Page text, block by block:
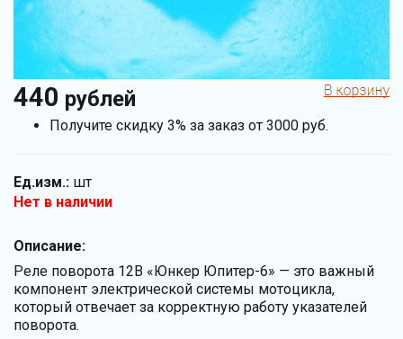
440 рублей
Получите скидку 3% за заказ от 3000 руб.
Ед.изм.: шт
Нет в наличии
Описание:
Реле поворота 12В «Юнкер Юпитер-6» — это важный
компонент электрической системы мотоцикла,
который отвечает за корректную работу указателей
поворота.